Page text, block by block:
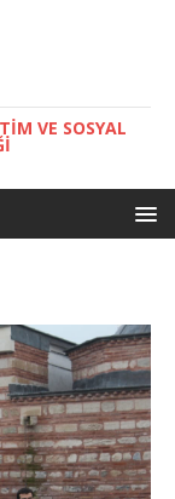
VE SOSYAL